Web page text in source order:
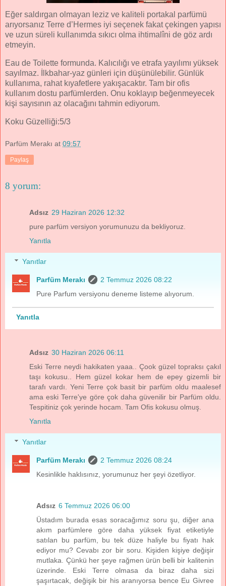
Eğer saldırgan olmayan leziz ve kaliteli portakal parfümü
arıyorsanız Terre d’Hermes iyi seçenek fakat çekingen yapısı
ve uzun süreli kullanımda sıkıcı olma ihtimalîni de göz ardı
etmeyin.
Eau de Toilette formunda. Kalıcılığı ve etrafa yayılımı yüksek
sayılmaz. İlkbahar-yaz günleri için düşünülebilir. Günlük
kullanıma, rahat kıyafetlere yakışacaktır. Tam bir ofis
kullanım dostu parfümlerden. Onu koklayıp beğenmeyecek
kişi sayısının az olacağını tahmin ediyorum.
Koku Güzelliği:5/3
Parfüm Merakı at 09:57
Paylaş
8 yorum:
Adsız 29 Haziran 2026 12:32
pure parfüm versiyon yorumunuzu da bekliyoruz.
Yanıtla
Yanıtlar
Parfüm Merakı
2 Temmuz 2026 08:22
Pure Parfum versiyonu deneme listeme alıyorum.
Yanıtla
Adsız 30 Haziran 2026 06:11
Eski Terre neydi hakikaten yaaa.. Çook güzel topraksı çakıl
taşı kokusu.. Hem güzel kokar hem de epey gizemli bir
tarafı vardı. Yeni Terre çok basit bir parfüm oldu maalesef
ama eski Terre'ye göre çok daha güvenilir bir Parfüm oldu.
Tespitiniz çok yerinde hocam. Tam Ofis kokusu olmuş.
Yanıtla
Yanıtlar
Parfüm Merakı
2 Temmuz 2026 08:24
Kesinlikle haklısınız, yorumunuz her şeyi özetliyor.
Adsız 6 Temmuz 2026 06:00
Üstadım burada esas soracağımız soru şu, diğer ana
akım parfümlere göre daha yüksek fiyat etiketiyle
satılan bu parfüm, bu tek düze haliyle bu fiyatı hak
ediyor mu? Cevabı zor bir soru. Kişiden kişiye değişir
mutlaka. Çünkü her şeye rağmen ürün belli bir kalitenin
üzerinde. Eski Terre olmasa da biraz daha sizi
şaşırtacak, değişik bir his aranıyorsa bence Eu Givree